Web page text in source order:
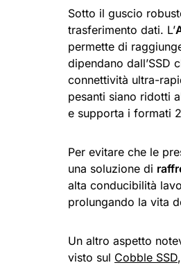
Sotto il guscio
trasferimento dati. L’
permette di
dipendano dall’SSD
connettività ultra-
pesanti siano ridotti
e supporta i formati
Per evitare che le
una soluzione di
alta conducibilità
prolungando la vita
Un altro aspetto
visto sul Cobble SSD